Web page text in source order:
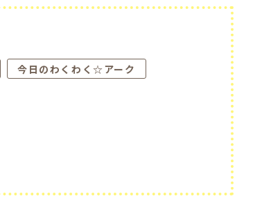
今日のわくわく☆アーク